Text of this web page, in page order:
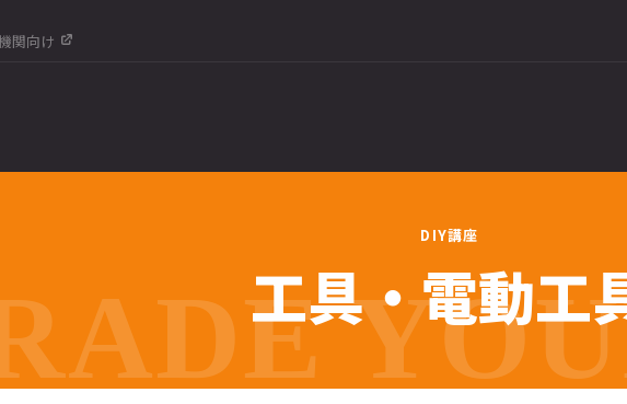
ド
関向け
D IY講座
工具・電動工